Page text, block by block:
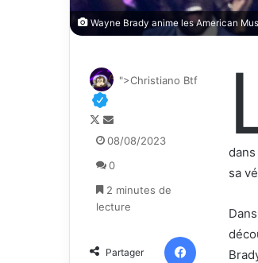
Wayne Brady anime les American
sa
">Christiano Btf
F
o
l
o
w
X
n
o
y
e
n
08/08/2023
0
2 minutes de
lecture
Partager